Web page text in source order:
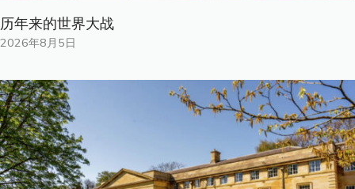
历年来的世界大战
2026年8月5日